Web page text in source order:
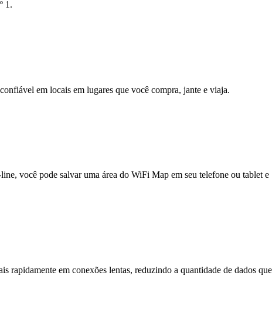
1.
em locais em lugares que você compra, jante e viaja.
você pode salvar uma área do WiFi Map em seu telefone ou tablet e
rapidamente em conexões lentas, reduzindo a quantidade de dados que